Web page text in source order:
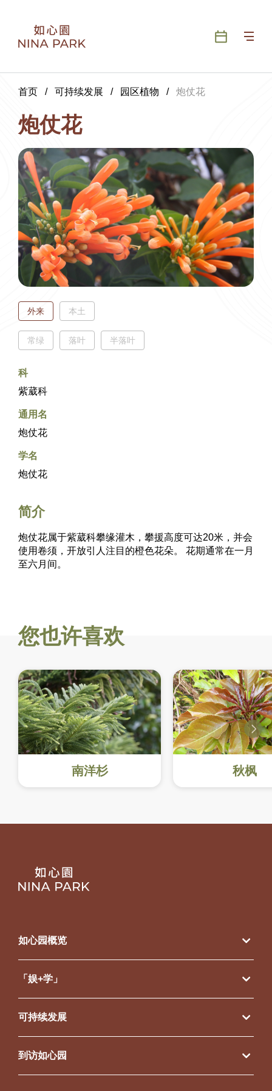
首页 / 可持续发展 / 园区植物 / 炮仗花
炮仗花
外来 本土
常绿 落叶 半落叶
科
紫葳科
通用名
炮仗花
学名
炮仗花
简介
炮仗花属于紫葳科攀缘灌木，攀援高度可达20米，并会
使用卷须，开放引人注目的橙色花朵。
花期通常在一月
至六月间。
您也许喜欢
南洋杉 秋枫
如心园概览
「娱+学」
可持续发展
到访如心园